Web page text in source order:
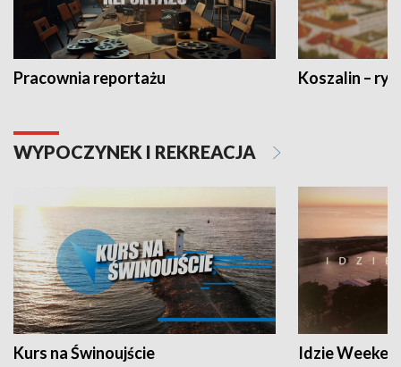
Pracownia reportażu Koszalin –
WYPOCZYNEK I REKREACJA
Kurs na Świnoujście Idzie